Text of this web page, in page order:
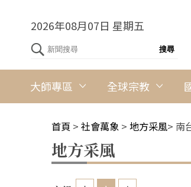
2026年08月07日 星期五
大師專區 全球宗教
首頁 > 社會萬象 > 地方采風> 南
地方采風